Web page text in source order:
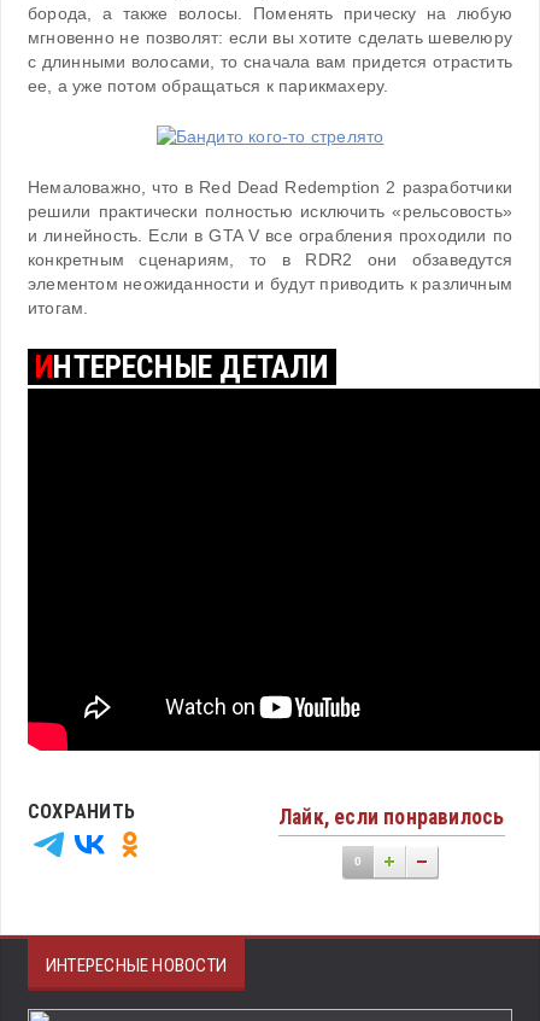
борода, а также волосы. Поменять прическу на любую
мгновенно не позволят: если вы хотите сделать шевелюру
с длинными волосами, то сначала вам придется отрастить
ее, а уже потом обращаться к парикмахеру.
Немаловажно, что в Red Dead Redemption 2 разработчики
решили практически полностью исключить «рельсовость»
и линейность. Если в GTA V все ограбления проходили по
конкретным сценариям, то в RDR2 они обзаведутся
элементом неожиданности и будут приводить к различным
итогам.
ИНТЕРЕСНЫЕ ДЕТАЛИ
Лайк, если понравилось
0
СОХРАНИТЬ
ИНТЕРЕСНЫЕ НОВОСТИ